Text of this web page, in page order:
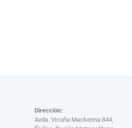
Dirección:
Avda. Vicuña Mackenna 844,